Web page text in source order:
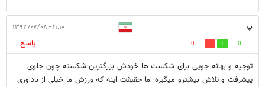
پ ۱۱:۱۰ - ۱۳۹۳/۰۷/۰۸
0
0
پاسخ
توجیه و بهانه جویی برای شکست ها خودش بزرگترین شکسته چون جلوی
پیشرفت و تلاش بیشترو میگیره اما حقیقت اینه که ورزش ما خیلی از ناداوری